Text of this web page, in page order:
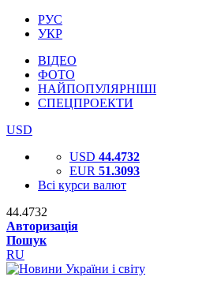
РУС
УКР
ВІДЕО
ФОТО
НАЙПОПУЛЯРНІШІ
СПЕЦПРОЕКТИ
USD
USD 44.4732
EUR 51.3093
Всі курси валют
44.4732
Авторизація
Пошук
RU